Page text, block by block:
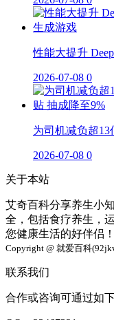
性能大提升
2026-07-08 0
为司机减负超
2026-07-08 0
关于本站
艾奇百科分享养生小
全，包括食疗养生，
您健康生活的好伴侣！
Copyright @ 就爱百科
联系我们
合作或咨询可通过如